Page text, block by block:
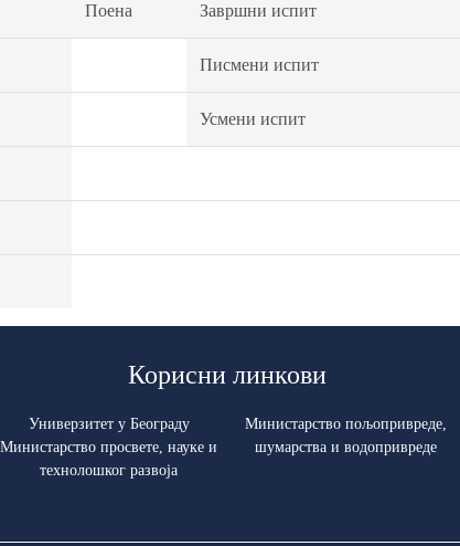
Поена Завршни испит
Писмени испит
Усмени испит
Корисни линкови
Универзитет у Београду
Министарство просвете, науке и
технолошког развоја
Министарство пољопривреде,
шумарства и водопривреде